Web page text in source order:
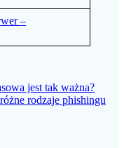
–
jest tak ważna?
rodzaje phishingu